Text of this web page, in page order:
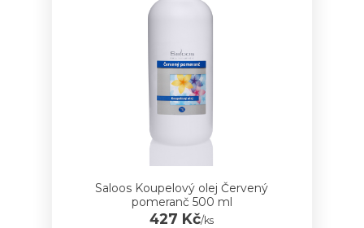
Saloos Koupelový olej Červený
pomeranč 500 ml
427 Kč/ks